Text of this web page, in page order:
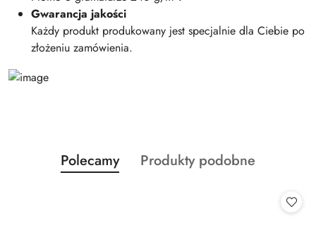
Gwarancja jakości
Każdy produkt produkowany jest specjalnie dla Ciebie po
złożeniu zamówienia.
Pomiń karuzelę produktów
Produkty
o
Polecamy
Produkty
Produkty podobne